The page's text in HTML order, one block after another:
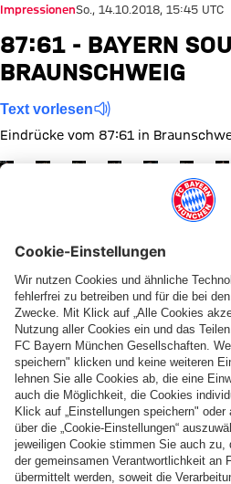
ImpressionenSo., 14.10.2018, 15:45 UTC
87:61 - BAYERN
BRAUNSCHWEIG
Text vorlesen
Eindrücke vom 87:61 in
Zeige in voller Größe
Zeige in voller Größe
Zeige in voller Größe
Zeige in voller Größe
Zeige in voller
Zeige in